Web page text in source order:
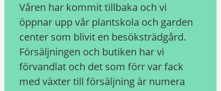
Våren har kommit tillbaka och vi
öppnar upp vår plantskola och garden
center som blivit en besöksträdgård.
Försäljningen och butiken har vi
förvandlat och det som förr var fack
med växter till försäljning är numera